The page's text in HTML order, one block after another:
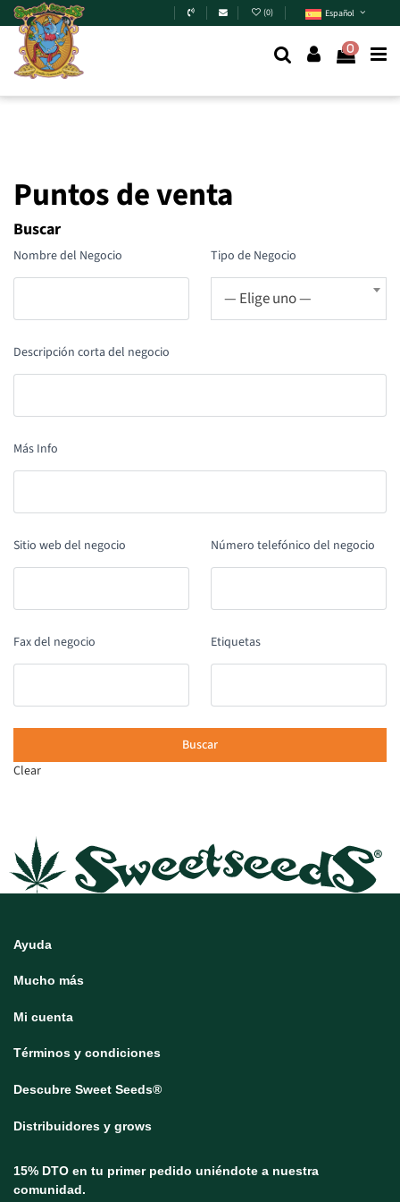
Skip to main content (0) Español
0
Puntos de venta
Buscar
Nombre del Negocio Tipo de Negocio
— Elige uno —
Descripción corta del negocio
Más Info
Sitio web del negocio Número telefónico del negocio
Fax del negocio Etiquetas
Clear
Ayuda
Mucho más
Mi cuenta
Términos y condiciones
Descubre Sweet Seeds®
Distribuidores y grows
15% DTO en tu primer pedido uniéndote a nuestra
comunidad.